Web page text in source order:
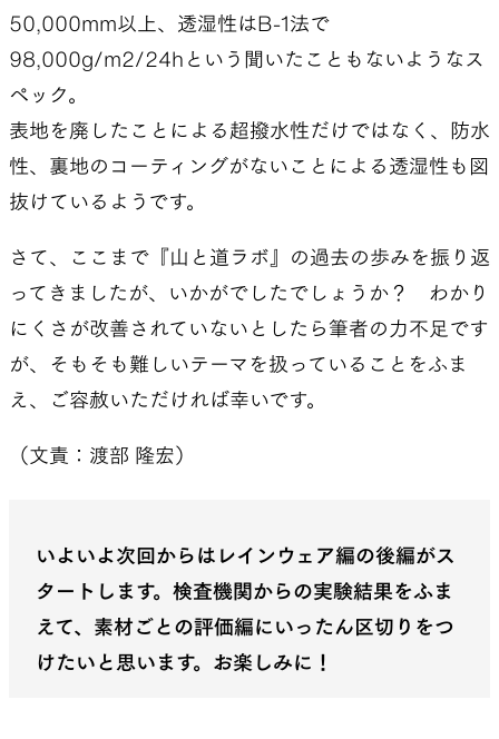
50,000mm以上、透湿性はB-1法で
98,000g/m2/24hという聞いたこともないようなス
ペック。
表地を廃したことによる超撥水性だけではなく、防水
性、裏地のコーティングがないことによる透湿性も図
抜けているようです。
さて、ここまで『山と道ラボ』の過去の歩みを振り返
ってきましたが、いかがでしたでしょうか？ わかり
にくさが改善されていないとしたら筆者の力不足です
が、そもそも難しいテーマを扱っていることをふま
え、ご容赦いただければ幸いです。
（文責：渡部 隆宏）
いよいよ次回からはレインウェア編の後編がス
タートします。検査機関からの実験結果をふま
えて、素材ごとの評価編にいったん区切りをつ
けたいと思います。お楽しみに！